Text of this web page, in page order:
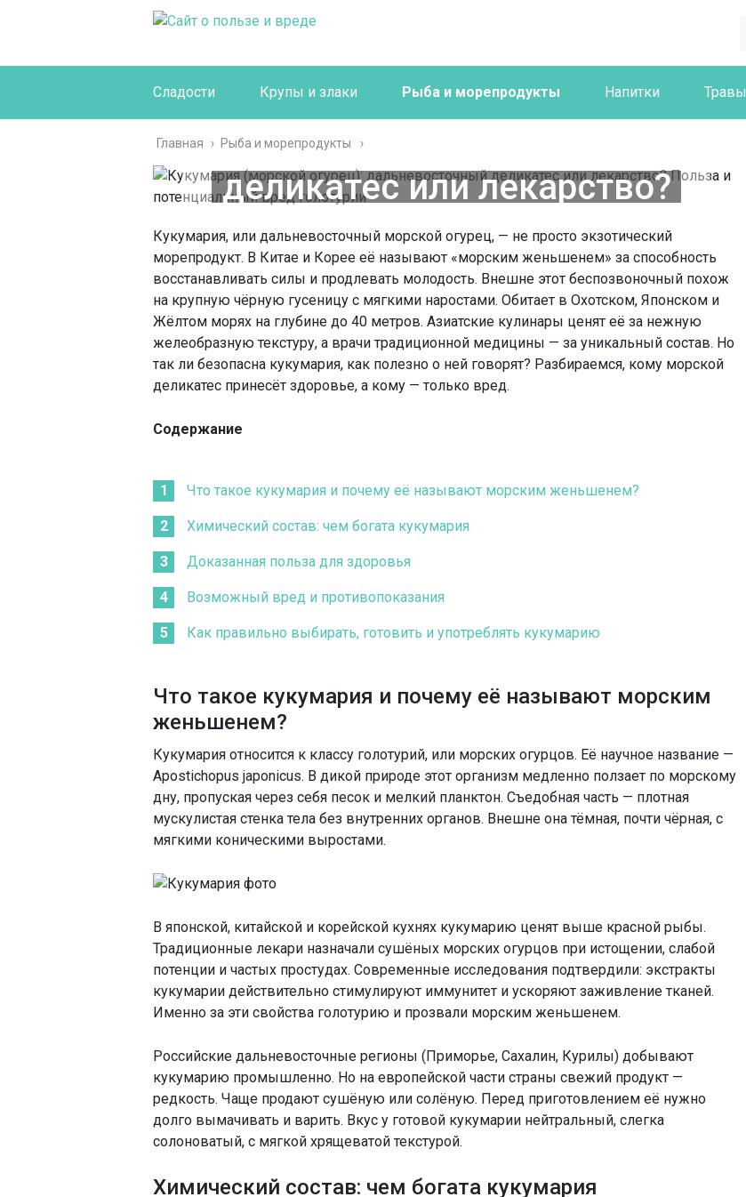
Сладости Крупы и злаки Рыба и морепродукты Напитки Травы
Главная › Рыба и морепродукты
Кукумария (морской
огурец): дальневосточный
деликатес или лекарство?
Польза и потенциальный
вред голотурии
Кукумария, или дальневосточный морской огурец, — не просто экзотический
морепродукт. В Китае и Корее её называют «морским женьшенем» за способность
восстанавливать силы и продлевать молодость. Внешне этот беспозвоночный похож
на крупную чёрную гусеницу с мягкими наростами. Обитает в Охотском, Японском и
Жёлтом морях на глубине до 40 метров. Азиатские кулинары ценят её за нежную
желеобразную текстуру, а врачи традиционной медицины — за уникальный состав. Но
так ли безопасна кукумария, как полезно о ней говорят? Разбираемся, кому морской
деликатес принесёт здоровье, а кому — только вред.
Содержание
Что такое кукумария и почему её называют морским женьшенем?
Химический состав: чем богата кукумария
Доказанная польза для здоровья
Возможный вред и противопоказания
Как правильно выбирать, готовить и употреблять кукумарию
Что такое кукумария и почему её называют морским
женьшенем?
Кукумария относится к классу голотурий, или морских огурцов. Её научное название —
Apostichopus japonicus. В дикой природе этот организм медленно ползает по морскому
дну, пропуская через себя песок и мелкий планктон. Съедобная часть — плотная
мускулистая стенка тела без внутренних органов. Внешне она тёмная, почти чёрная, с
мягкими коническими выростами.
В японской, китайской и корейской кухнях кукумарию ценят выше красной рыбы.
Традиционные лекари назначали сушёных морских огурцов при истощении, слабой
потенции и частых простудах. Современные исследования подтвердили: экстракты
кукумарии действительно стимулируют иммунитет и ускоряют заживление тканей.
Именно за эти свойства голотурию и прозвали морским женьшенем.
Российские дальневосточные регионы (Приморье, Сахалин, Курилы) добывают
кукумарию промышленно. Но на европейской части страны свежий продукт —
редкость. Чаще продают сушёную или солёную. Перед приготовлением её нужно
долго вымачивать и варить. Вкус у готовой кукумарии нейтральный, слегка
солоноватый, с мягкой хрящеватой текстурой.
Химический состав: чем богата кукумария